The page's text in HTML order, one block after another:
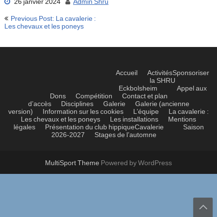
26 janvier 2024 Admin Shru
Navigation
de
Previous Post: La cavalerie :
Les chevaux et les poneys
Accueil ActivitésSponsoriser
la SHRU
Eckbolsheim
Appel aux
Dons
Compétition
Contact et plan
d’accès
Disciplines Galerie
Galerie (ancienne
version)
Information sur les cookies L’équipe
La cavalerie :
Les chevaux et les poneys
Les installations
Mentions
légales
Présentation du club hippiqueCavalerie
Saison
2026-2027
Stages de l’automne
MultiSport Theme Powered by WordPress